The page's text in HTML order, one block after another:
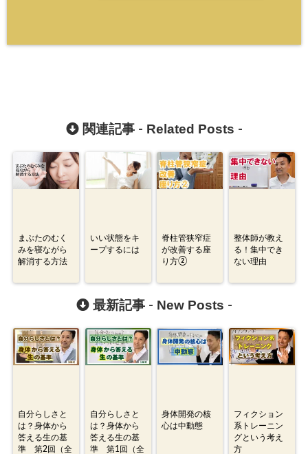
関連記事 - Related Posts -
まぶたのむく
みを寝ながら
解消する方法
いい状態をキ
ープするには
脊柱管狭窄症
が改善する座
り方②
整体師が教え
る！集中でき
ない理由
最新記事 - New Posts -
自分らしさと
は？身体から
答える生の基
準 第2回（全
自分らしさと
は？身体から
答える生の基
準 第1回（全
身体開発の核
心は中動態
フィクション
系トレーニン
グという考え
方